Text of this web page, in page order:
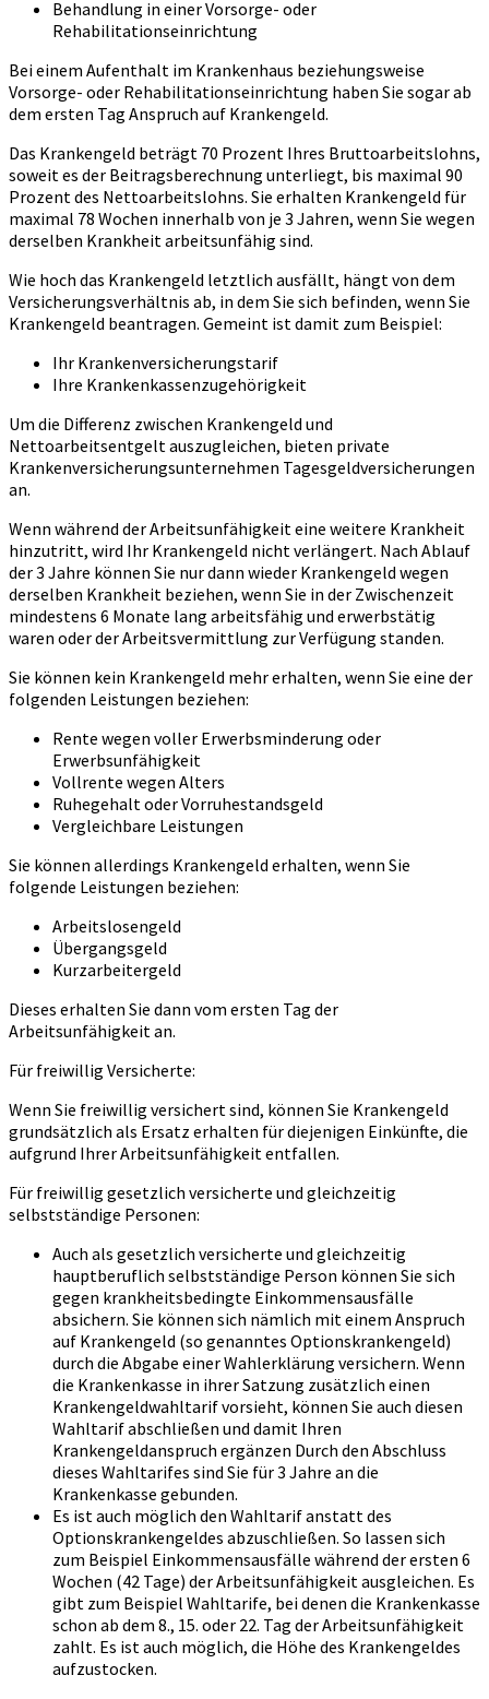
Behandlung in einer Vorsorge- oder
Rehabilitationseinrichtung
Bei einem Aufenthalt im Krankenhaus beziehungsweise
Vorsorge- oder Rehabilitationseinrichtung haben Sie sogar ab
dem ersten Tag Anspruch auf Krankengeld.
Das Krankengeld beträgt 70 Prozent Ihres Bruttoarbeitslohns,
soweit es der Beitragsberechnung unterliegt, bis maximal 90
Prozent des Nettoarbeitslohns. Sie erhalten Krankengeld für
maximal 78 Wochen innerhalb von je 3 Jahren, wenn Sie wegen
derselben Krankheit arbeitsunfähig sind.
Wie hoch das Krankengeld letztlich ausfällt, hängt von dem
Versicherungsverhältnis ab, in dem Sie sich befinden, wenn Sie
Krankengeld beantragen. Gemeint ist damit zum Beispiel:
Ihr Krankenversicherungstarif
Ihre Krankenkassenzugehörigkeit
Um die Differenz zwischen Krankengeld und
Nettoarbeitsentgelt auszugleichen, bieten private
Krankenversicherungsunternehmen Tagesgeldversicherungen
an.
Wenn während der Arbeitsunfähigkeit eine weitere Krankheit
hinzutritt, wird Ihr Krankengeld nicht verlängert. Nach Ablauf
der 3 Jahre können Sie nur dann wieder Krankengeld wegen
derselben Krankheit beziehen, wenn Sie in der Zwischenzeit
mindestens 6 Monate lang arbeitsfähig und erwerbstätig
waren oder der Arbeitsvermittlung zur Verfügung standen.
Sie können kein Krankengeld mehr erhalten, wenn Sie eine der
folgenden Leistungen beziehen:
Rente wegen voller Erwerbsminderung oder
Erwerbsunfähigkeit
Vollrente wegen Alters
Ruhegehalt oder Vorruhestandsgeld
Vergleichbare Leistungen
Sie können allerdings Krankengeld erhalten, wenn Sie
folgende Leistungen beziehen:
Arbeitslosengeld
Übergangsgeld
Kurzarbeitergeld
Dieses erhalten Sie dann vom ersten Tag der
Arbeitsunfähigkeit an.
Für freiwillig Versicherte:
Wenn Sie freiwillig versichert sind, können Sie Krankengeld
grundsätzlich als Ersatz erhalten für diejenigen Einkünfte, die
aufgrund Ihrer Arbeitsunfähigkeit entfallen.
Für freiwillig gesetzlich versicherte und gleichzeitig
selbstständige Personen:
Auch als gesetzlich versicherte und gleichzeitig
hauptberuflich selbstständige Person können Sie sich
gegen krankheitsbedingte Einkommensausfälle
absichern. Sie können sich nämlich mit einem Anspruch
auf Krankengeld (so genanntes Optionskrankengeld)
durch die Abgabe einer Wahlerklärung versichern. Wenn
die Krankenkasse in ihrer Satzung zusätzlich einen
Krankengeldwahltarif vorsieht, können Sie auch diesen
Wahltarif abschließen und damit Ihren
Krankengeldanspruch ergänzen Durch den Abschluss
dieses Wahltarifes sind Sie für 3 Jahre an die
Krankenkasse gebunden.
Es ist auch möglich den Wahltarif anstatt des
Optionskrankengeldes abzuschließen. So lassen sich
zum Beispiel Einkommensausfälle während der ersten 6
Wochen (42 Tage) der Arbeitsunfähigkeit ausgleichen. Es
gibt zum Beispiel Wahltarife, bei denen die Krankenkasse
schon ab dem 8., 15. oder 22. Tag der Arbeitsunfähigkeit
zahlt. Es ist auch möglich, die Höhe des Krankengeldes
aufzustocken.